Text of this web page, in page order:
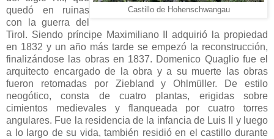
Castillo de Hohenschwangau
quedó en ruinas
con la guerra del
Tirol. Siendo príncipe Maximiliano II adquirió la propiedad
en 1832 y un año más tarde se empezó la reconstrucción,
finalizándose las obras en 1837. Domenico Quaglio fue el
arquitecto encargado de la obra y a su muerte las obras
fueron retomadas por Ziebland y Ohlmüller. De estilo
neogótico, consta de cuatro plantas, erigidas sobre
cimientos medievales y flanqueada por cuatro torres
angulares. Fue la residencia de la infancia de Luis II y luego
a lo largo de su vida, también residió en el castillo durante